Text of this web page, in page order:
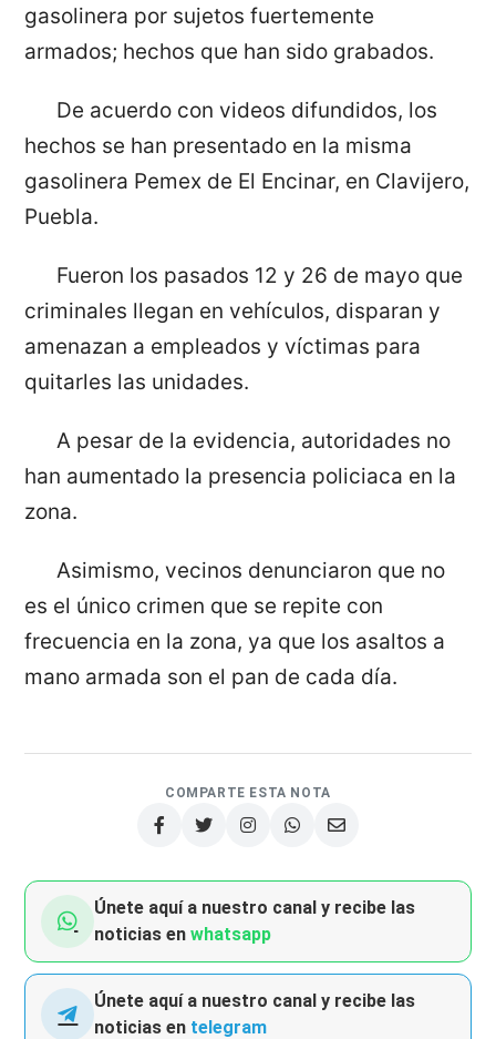
gasolinera por sujetos fuertemente
armados; hechos que han sido grabados.
De acuerdo con videos difundidos, los
hechos se han presentado en la misma
gasolinera Pemex de El Encinar, en Clavijero,
Puebla.
Fueron los pasados 12 y 26 de mayo que
criminales llegan en vehículos, disparan y
amenazan a empleados y víctimas para
quitarles las unidades.
A pesar de la evidencia, autoridades no
han aumentado la presencia policiaca en la
zona.
Asimismo, vecinos denunciaron que no
es el único crimen que se repite con
frecuencia en la zona, ya que los asaltos a
mano armada son el pan de cada día.
COMPARTE ESTA NOTA
Únete aquí a nuestro canal y recibe las
noticias enwhatsapp
Únete aquí a nuestro canal y recibe las
noticias en telegram